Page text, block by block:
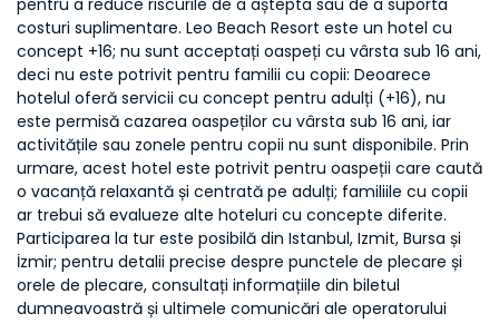
pentru a reduce riscurile de a aștepta sau de a suporta
costuri suplimentare. Leo Beach Resort este un hotel cu
concept +16; nu sunt acceptați oaspeți cu vârsta sub 16 ani,
deci nu este potrivit pentru familii cu copii: Deoarece
hotelul oferă servicii cu concept pentru adulți (+16), nu
este permisă cazarea oaspeților cu vârsta sub 16 ani, iar
activitățile sau zonele pentru copii nu sunt disponibile. Prin
urmare, acest hotel este potrivit pentru oaspeții care caută
o vacanță relaxantă și centrată pe adulți; familiile cu copii
ar trebui să evalueze alte hoteluri cu concepte diferite.
Participarea la tur este posibilă din Istanbul, Izmit, Bursa și
İzmir; pentru detalii precise despre punctele de plecare și
orele de plecare, consultați informațiile din biletul
dumneavoastră și ultimele comunicări ale operatorului